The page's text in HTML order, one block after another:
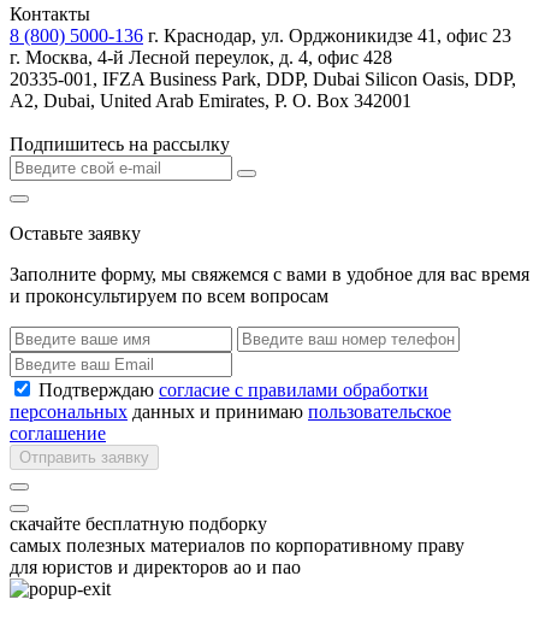
Контакты
8 (800) 5000-136 г. Краснодар, ул. Орджоникидзе 41, офис 23
г. Москва, 4-й Лесной переулок, д. 4, офис 428
20335-001, IFZA Business Park, DDP, Dubai Silicon Oasis, DDP,
A2, Dubai, United Arab Emirates, P. O. Box 342001
Подпишитесь на рассылку
Оставьте заявку
Заполните форму, мы свяжемся с вами в удобное для вас время
и проконсультируем по всем вопросам
Подтверждаю согласие с правилами обработки
персональных данных и принимаю пользовательское
соглашение
Отправить заявку
скачайте бесплатную подборку
самых полезных материалов по корпоративному праву
для юристов и директоров ао и пао